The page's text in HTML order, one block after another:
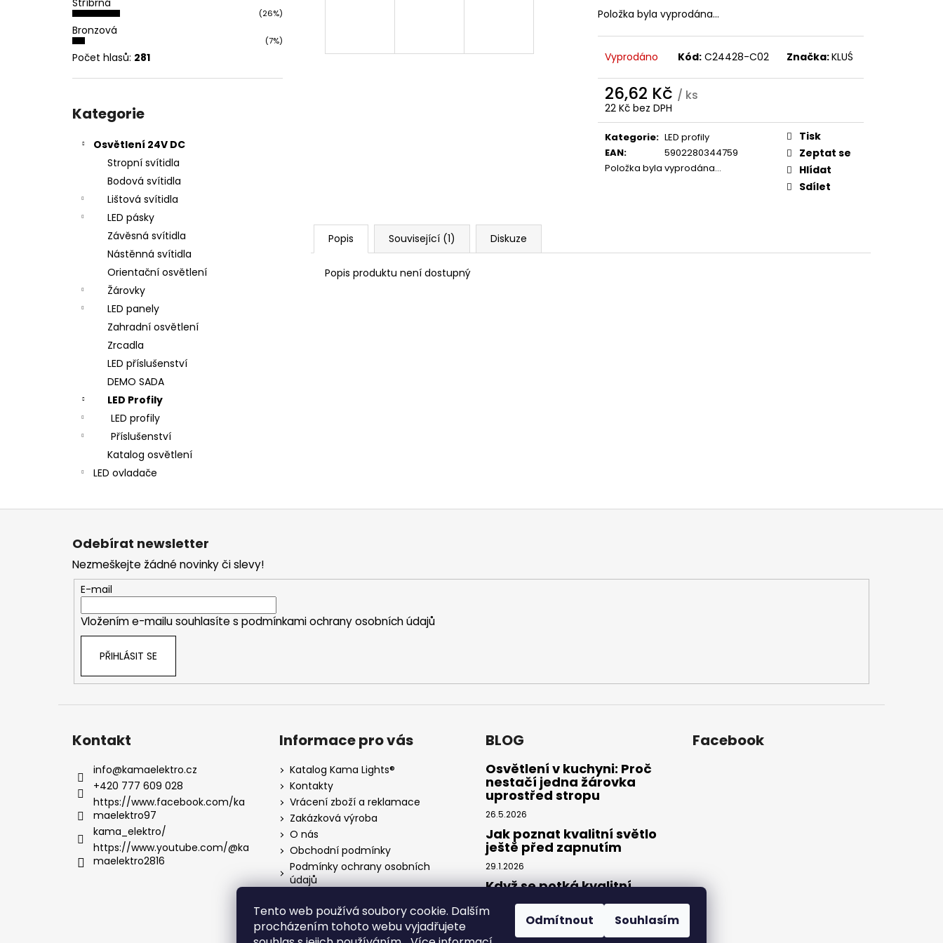
Tento web používá soubory cookie. Dalším
procházením tohoto webu vyjadřujete
Odmítnout Souhlasím
Stříbrná
(26%)
Bronzová
(7%)
Počet hlasů: 281
kategorie
Kategorie
Osvětlení 24V DC
Stropní svítidla
Bodová svítidla
Lištová svítidla
LED pásky
Závěsná svítidla
Nástěnná svítidla
Orientační osvětlení
Žárovky
LED panely
Zahradní osvětlení
Zrcadla
LED příslušenství
DEMO SADA
LED Profily
LED profily
Příslušenství
Katalog osvětlení
LED ovladače
Položka byla vyprodána…
Vyprodáno Kód: C24428-C02 Značka:KLUŚ
26,62 Kč / ks
22 Kč bez DPH
Měrná
cena:
Kategorie: LED profily
EAN:
5902280344759
Položka byla vyprodána…
Tisk
Zeptat se
Hlídat
Sdílet
Popis Související (1) Diskuze
Popis produktu není dostupný
Z
Odebírat newsletter
Nezmeškejte žádné novinky či slevy!
E-mail
Vložením e-mailu souhlasíte s podmínkami ochrany osobních údajů
PŘIHLÁSIT SE
Kontakt
info@kamaelektro.cz
+420 777 609 028
https://www.facebook.com/ka
maelektro97
kama_elektro/
https://www.youtube.com/@ka
maelektro2816
Informace pro vás
Katalog Kama Lights®
Kontakty
Vrácení zboží a reklamace
Zakázková výroba
O nás
Obchodní podmínky
Podmínky ochrany osobních
údajů
BLOG
Osvětlení v kuchyni: Proč
nestačí jedna žárovka
uprostřed stropu
26.5.2026
Jak poznat kvalitní světlo
ještě před zapnutím
29.1.2026
Když se potká kvalitní
návrh a precizní světlo:
Spolupráce Kama Lights®
× Feel Design
Facebook